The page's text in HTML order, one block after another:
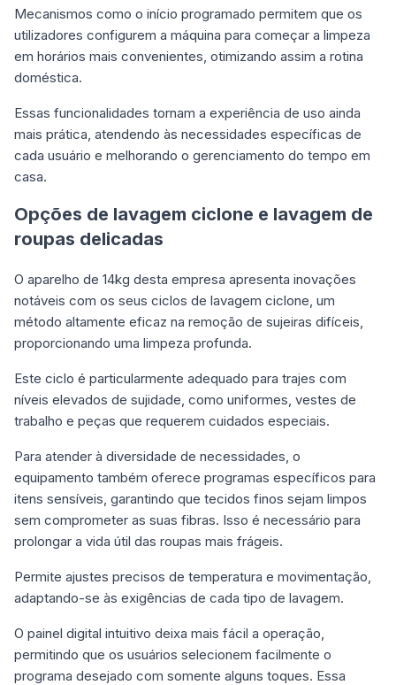
Mecanismos como o início programado permitem que os
utilizadores configurem a máquina para começar a limpeza
em horários mais convenientes, otimizando assim a rotina
doméstica.
Essas funcionalidades tornam a experiência de uso ainda
mais prática, atendendo às necessidades específicas de
cada usuário e melhorando o gerenciamento do tempo em
casa.
Opções de lavagem ciclone e lavagem de
roupas delicadas
O aparelho de 14kg desta empresa apresenta inovações
notáveis com os seus ciclos de lavagem ciclone, um
método altamente eficaz na remoção de sujeiras difíceis,
proporcionando uma limpeza profunda.
Este ciclo é particularmente adequado para trajes com
níveis elevados de sujidade, como uniformes, vestes de
trabalho e peças que requerem cuidados especiais.
Para atender à diversidade de necessidades, o
equipamento também oferece programas específicos para
itens sensíveis, garantindo que tecidos finos sejam limpos
sem comprometer as suas fibras. Isso é necessário para
prolongar a vida útil das roupas mais frágeis.
Permite ajustes precisos de temperatura e movimentação,
adaptando-se às exigências de cada tipo de lavagem.
O painel digital intuitivo deixa mais fácil a operação,
permitindo que os usuários selecionem facilmente o
programa desejado com somente alguns toques. Essa